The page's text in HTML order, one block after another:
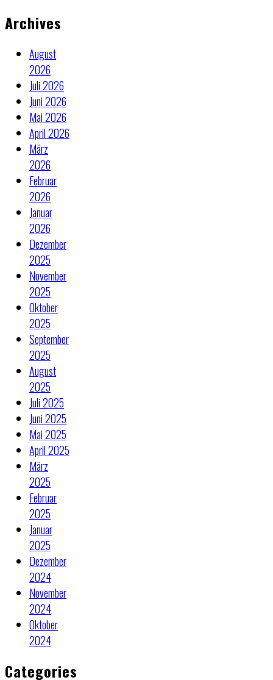
Archives
August
2026
Juli 2026
Juni 2026
Mai 2026
April 2026
März
2026
Februar
2026
Januar
2026
Dezember
2025
November
2025
Oktober
2025
September
2025
August
2025
Juli 2025
Juni 2025
Mai 2025
April 2025
März
2025
Februar
2025
Januar
2025
Dezember
2024
November
2024
Oktober
2024
Categories